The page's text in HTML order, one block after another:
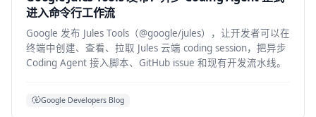
进入命令行工作流
Google 发布 Jules Tools（@google/jules），让开发者可以在
终端中创建、查看、拉取 Jules 云端 coding session，把异步
Coding Agent 接入脚本、GitHub issue 和现有开发流水线。
Google Developers Blog